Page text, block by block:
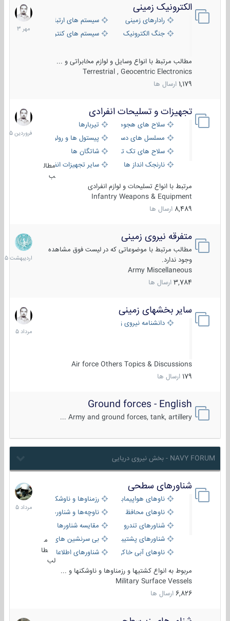
الکترونیک زمینی
رادارهای زمینی
سیستم های ارتباطی و جمع آوری
جنگ الکترونیک
سیستم های کنترل آتش و تجهیزات
مطالب مرتبط با انواع وسایل و لوازم مخابراتی و ...
Terrestrial , Geocentric Electronics
1,179 ارسال ها
1
مهر
1403
تجهیزات و تسلیحات انفرادی
سلاح های هجومی
تیربارها
مسلسل های دستی
پیستول ها و رولورها
سلاح های تک تیر اندازیشاتگان ها
نارنجک انداز ها
سایر تجهیزات انفرادی
مطال
ب
مرتبط با انواع تسلیحات و لوازم انفرادی
Infantry Weapons & Equipment
8,489 ارسال ها
17
فروردین
1405
متفرقه نیروی زمینی
مطالب مرتبط با موضوعاتی که در لیست فوق مشاهده
وجود ندارد.
Army Miscellaneous
3,784 ارسال ها
27
1405
سایر بخشهای زمینی
دانشنامه نیروی زمینی
Air force Others Topics & Discussions
179 ارسال ها
9
مرداد
1405
Ground forces - English
Army and ground forces, tank, artillery ...
NAVY FORUM - بخش نیروی دریایی
شناورهای سطحی
ناوهای هواپیمابر و بالگرد بررزمناوها و ناوشکن‌ها
ناوهای محافظ
ناوچه‌ها و شناورهای گشتی
شناورهای تندرو
مقایسه شناورها
شناورهای پشتیبانی
بی سرنشین های دریایی
ناوهای آبی خاکی و نیروبرشناورهای اطلاعاتی و جاسوسی
طا
لب
مربوط به انواع کشتیها و رزمناوها و ناوشکنها و ...
Military Surface Vessels
6,826 ارسال ها
2
مرداد
1405